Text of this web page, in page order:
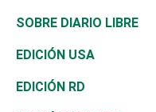
José Boquete
Reportajes
Asia
África
Ocenanía
Consumo
Vivienda
Telecom.
Belleza
Buena Vida
Sociales
Golf
Ciclismo
Tenis
De buena tinta
En Directo
El Espía
Clima
Tecnología
Historia
Mundo
Economía
Revista
SOBRE DIARIO LIBRE
EDICIÓN USA
EDICIÓN RD